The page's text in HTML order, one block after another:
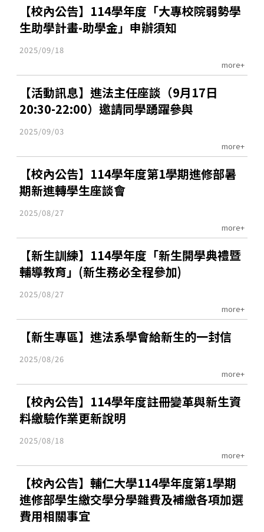
【校內公告】114學年度「大專校院弱勢學
生助學計畫-助學金」申辦須知
2025/09/18
more+
【活動訊息】進法主任座談（9月17日
20:30-22:00）邀請同學踴躍參與
2025/09/03
more+
【校內公告】114學年度第1學期進修部暑
期新進轉學生座談會
2025/08/27
more+
【新生訓練】114學年度「新生開學典禮暨
輔導教育」(新生務必全程參加)
2025/08/27
more+
【新生專區】進法系學會給新生的一封信
2025/08/26
more+
【校內公告】114學年度註冊變革與新生資
料繳驗作業更新說明
2025/08/18
more+
【校內公告】輔仁大學114學年度第1學期
進修部學生繳交學分學雜費及補繳各項加選
費用相關事宜